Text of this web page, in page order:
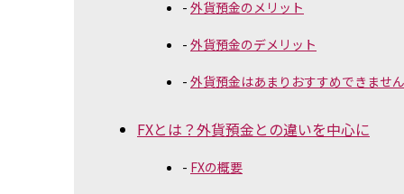
外貨預金のメリット
外貨預金のデメリット
外貨預金はあまりおすすめできませ
FXとは？外貨預金との違いを中心に
FXの概要